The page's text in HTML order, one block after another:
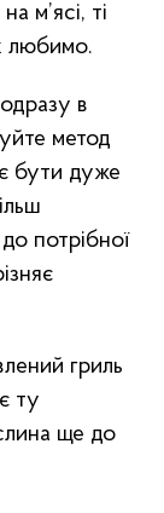
на м’ясі, ті
любимо.
в
метод
бути дуже
потрібної
гриль
ту
ще до